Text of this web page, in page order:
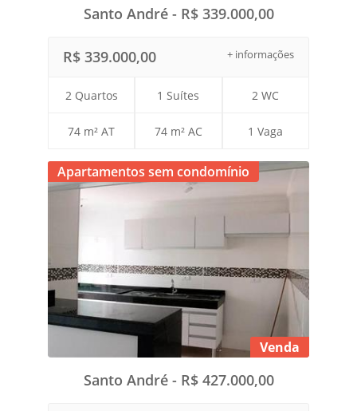
Santo André - R$ 339.000,00
+ informações
R$ 339.000,00
2 Quartos 1 Suítes 2 WC
74 m² AT 74 m² AC 1 Vaga
Apartamentos sem condomínio
Venda
Santo André - R$ 427.000,00